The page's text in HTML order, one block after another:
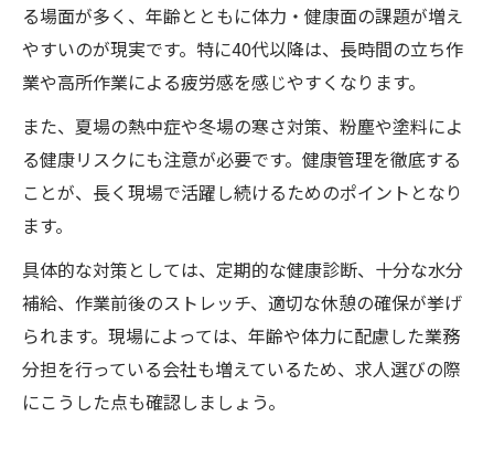
る場面が多く、年齢とともに体力・健康面の課題が増え
やすいのが現実です。特に40代以降は、長時間の立ち作
業や高所作業による疲労感を感じやすくなります。
また、夏場の熱中症や冬場の寒さ対策、粉塵や塗料によ
る健康リスクにも注意が必要です。健康管理を徹底する
ことが、長く現場で活躍し続けるためのポイントとなり
ます。
具体的な対策としては、定期的な健康診断、十分な水分
補給、作業前後のストレッチ、適切な休憩の確保が挙げ
られます。現場によっては、年齢や体力に配慮した業務
分担を行っている会社も増えているため、求人選びの際
にこうした点も確認しましょう。